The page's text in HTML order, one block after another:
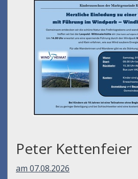
Peter Kettenfeier
am 07.08.2026